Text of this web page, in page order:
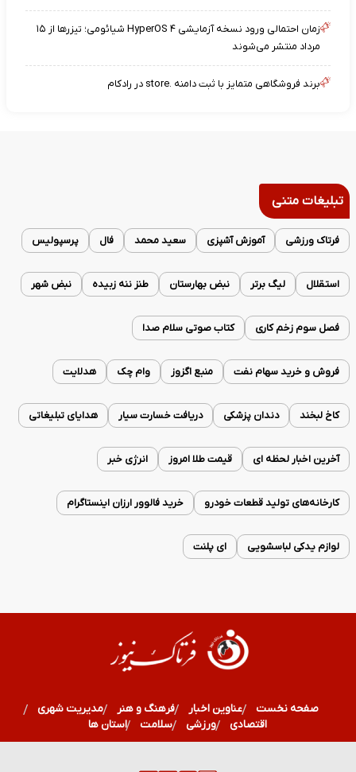
زمان احتمالی ورود نسخه آزمایشی HyperOS ۴ شیائومی؛ تیزرها از ۱۵
مرداد منتشر می‌شوند
برند فروشگاهی متمایز با ثبت دامنه .store در رادکام
تبلیغات متنی
فرتاک ورزشی آموزش آشپزی سعید محمد فال پرسپولیس
استقلال لیگ برتر نبض بهارستان طنز ننه زبیده نبض شهر
فصل سوم زخم کاری کتاب صوتی سلام صدا
فروش و خرید سهام نفت منبع اگزوز وام چک هدلایت
کاخ لبخند دندان پزشکی دریافت خسارت سیار هدایای تبلیغاتی
آخرین اخبار لحظه ای قیمت طلا امروز انرژی خبر
کارخانه‌های تولید قطعات خودرو خرید فالوور ارزان اینستاگرام
لوازم یدکی لباسشویی ای پلنت
صفحه نخست عناوین اخبار فرهنگ و هنر
مدیریت شهری
اقتصادی
ورزشی سلامت استان ها